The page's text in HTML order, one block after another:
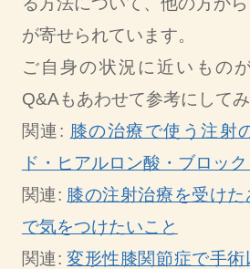
が寄せられています。
ご自身の状況に近いもの
Q&Aもあわせて参考にしてみ
関連: 膝の治療で使う注射
ド・ヒアルロン酸・ブロッ
関連: 膝の注射治療を受け
で気をつけたいこと
関連:変形性膝関節症で手